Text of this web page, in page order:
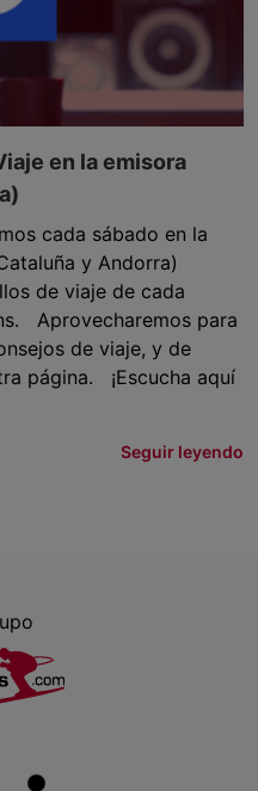
en la emisora
cada sábado en la
y Andorra)
de viaje de cada
Aprovecharemos para
de viaje, y de
página. ¡Escucha aquí
Seguir leyendo